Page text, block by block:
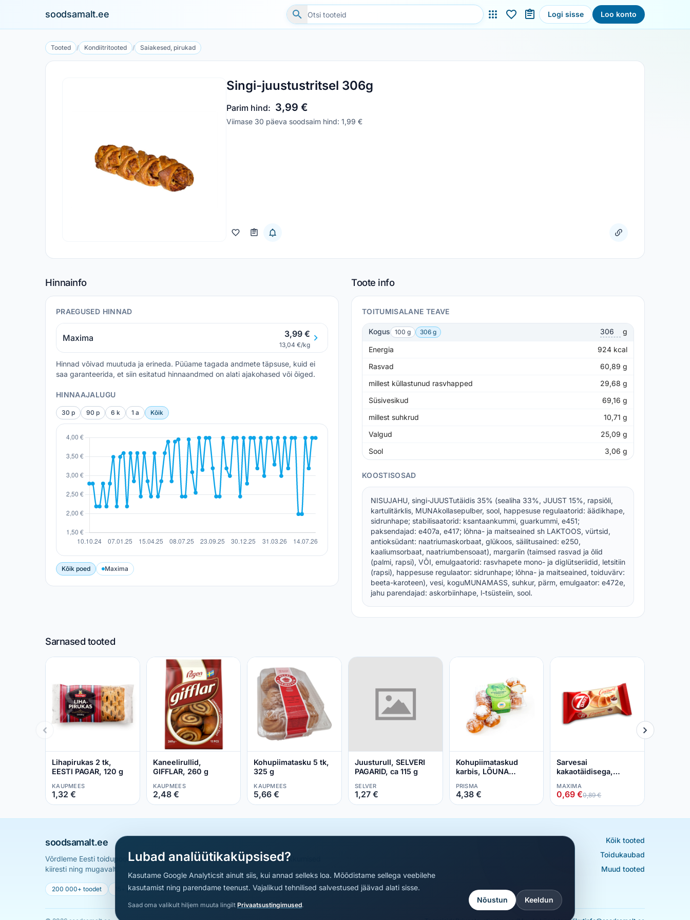
soodsamalt.ee Logi sisse Loo konto
Tooted / Kondiitritooted / Saiakesed, pirukad
Singi-juustustritsel 306g
Parim hind: 3,99 €
Viimase 30 päeva soodsaim hind: 1,99 €
Hinnainfo
PRAEGUSED HINNAD
Maxima 3,99 €
13,04 €/kg
Hinnad võivad muutuda ja erineda. Püüame tagada andmete täpsuse, kuid ei
saa garanteerida, et siin esitatud hinnaandmed on alati ajakohased või õiged.
HINNAAJALUGU
30 p 90 p 6 k 1 a Kõik
Kõik poed Maxima
Toote info
TOITUMISALANE TEAVE
Kogus 100 g 306 g g
Energia 924 kcal
Rasvad
60,89 g
millest küllastunud rasvhapped
29,68 g
Süsivesikud
69,16 g
millest suhkrud
10,71 g
Valgud
25,09 g
Sool
3,06 g
KOOSTISOSAD
NISUJAHU, singi-JUUSTutäidis 35% (sealiha 33%, JUUST 15%, rapsiõli,
kartulitärklis, MUNAkollasepulber, sool, happesuse regulaatorid: äädikhape,
sidrunhape; stabilisaatorid: ksantaankummi, guarkummi, e451;
paksendajad: e407a, e417; lõhna- ja maitseained sh LAKTOOS, vürtsid,
antioksüdant: naatriumaskorbaat, glükoos, säilitusained: e250,
kaaliumsorbaat, naatriumbensoaat), margariin (taimsed rasvad ja õlid
(palmi, rapsi), VÕI, emulgaatorid: rasvhapete mono- ja diglütseriidid, letsitiin
(rapsi), happesuse regulaator: sidrunhape; lõhna- ja maitseained, toiduvärv:
beeta-karoteen), vesi, koguMUNAMASS, suhkur, pärm, emulgaator: e472e,
jahu parendajad: askorbiinhape, l-tsüsteiin, sool.
Sarnased tooted
Lihapirukas 2 tk,
EESTI PAGAR, 120 g
KAUPMEES
1,32 €
Kaneelirullid,
GIFFLAR, 260 g
KAUPMEES
2,48 €
Kohupiimatasku 5 tk,
325 g
KAUPMEES
5,66 €
Juusturull, SELVERI
PAGARID, ca 115 g
SELVER
1,27 €
Kohupiimataskud
karbis, LÕUNA
PRISMA
4,38 €
Sarvesai
kakaotäidisega,
MAXIMA
0,69 €0,89 €
soodsamalt.ee
Võrdleme Eesti toidupoodide hindu ja aitame sul leida parimad sooduspakkumised
kiiresti ning mugavalt.
200 000+ toodet 15+ poodi Uueneb iga päev
Kõik tooted
Toidukaubad
Muud tooted
Lubad analüütikaküpsised?
Kasutame Google Analyticsit ainult siis, kui annad selleks loa. Mõõdistame sellega veebilehe
kasutamist ning parendame teenust. Vajalikud tehnilised salvestused jäävad alati sisse.
Saad oma valikult hiljem muuta lingilt Privaatsustingimused.
Nõustun Keeldun